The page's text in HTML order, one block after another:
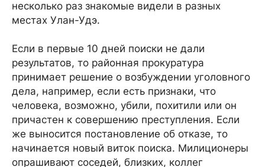
несколько раз знакомые видели в разных
местах Улан-Удэ.
Если в первые 10 дней поиски не дали
результатов, то районная прокуратура
принимает решение о возбуждении уголовного
дела, например, если есть признаки, что
человека, возможно, убили, похитили или он
причастен к совершению преступления. Если
же выносится постановление об отказе, то
начинается новый виток поиска. Милиционеры
опрашивают соседей, близких, коллег